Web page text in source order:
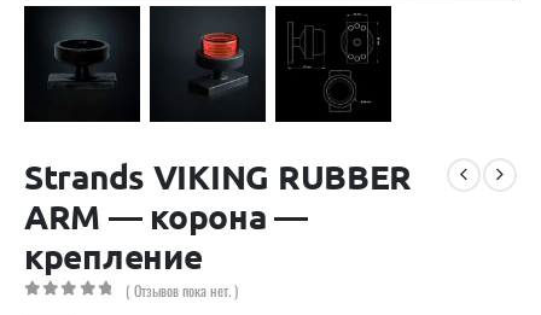
Strands VIKING RUBBER
ARM — корона —
крепление
( Отзывов пока нет. )